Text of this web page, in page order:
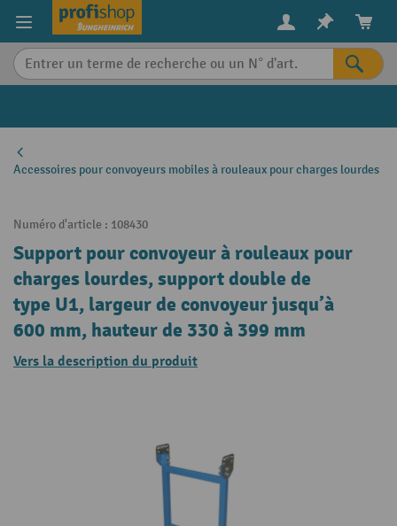
content
Accessoires pour convoyeurs mobiles à rouleaux pour charges lourdes
Numéro d'article : 108430
Support pour convoyeur à rouleaux pour
charges lourdes, support double de
type U1, largeur de convoyeur jusqu’à
600 mm, hauteur de 330 à 399 mm
Vers la description du produit